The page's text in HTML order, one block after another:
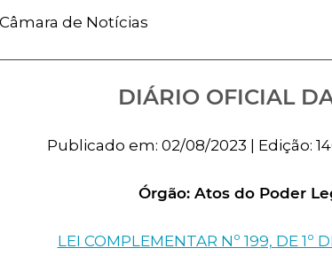
de Notícias
DIÁRIO OFICIAL
Publicado em: 02/08/2023 | Edição:
Órgão: Atos do Poder
LEI COMPLEMENTAR Nº 199, DE 1º